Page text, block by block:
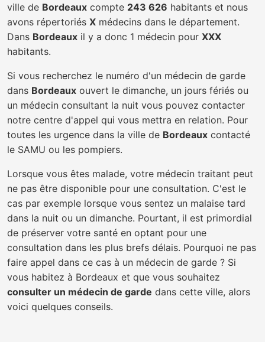
ville de Bordeaux compte 243 626 habitants et nous
avons répertoriés X médecins dans le département.
Dans Bordeaux il y a donc 1 médecin pour XXX
habitants.
Si vous recherchez le numéro d'un médecin de garde
dans Bordeaux ouvert le dimanche, un jours fériés ou
un médecin consultant la nuit vous pouvez contacter
notre centre d'appel qui vous mettra en relation. Pour
toutes les urgence dans la ville de Bordeaux contacté
le SAMU ou les pompiers.
Lorsque vous êtes malade, votre médecin traitant peut
ne pas être disponible pour une consultation. C'est le
cas par exemple lorsque vous sentez un malaise tard
dans la nuit ou un dimanche. Pourtant, il est primordial
de préserver votre santé en optant pour une
consultation dans les plus brefs délais. Pourquoi ne pas
faire appel dans ce cas à un médecin de garde ? Si
vous habitez à Bordeaux et que vous souhaitez
consulter un médecin de garde dans cette ville, alors
voici quelques conseils.